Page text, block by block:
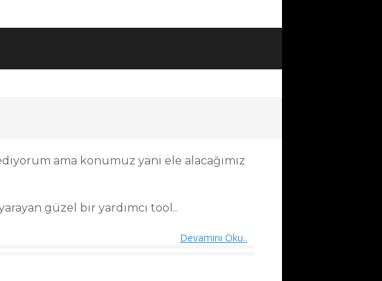
ama konumuz yani ele alacağımız
güzel bir yardımcı tool..
Devamını Oku..